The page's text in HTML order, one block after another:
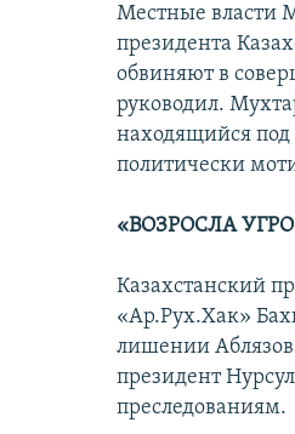
Местные власти
президента
обвиняют в
руководил.
находящийся под
политически
«ВОЗРОСЛА
Казахстанский
«Ар.Рух.Хак»
лишении
президент
преследованиям.